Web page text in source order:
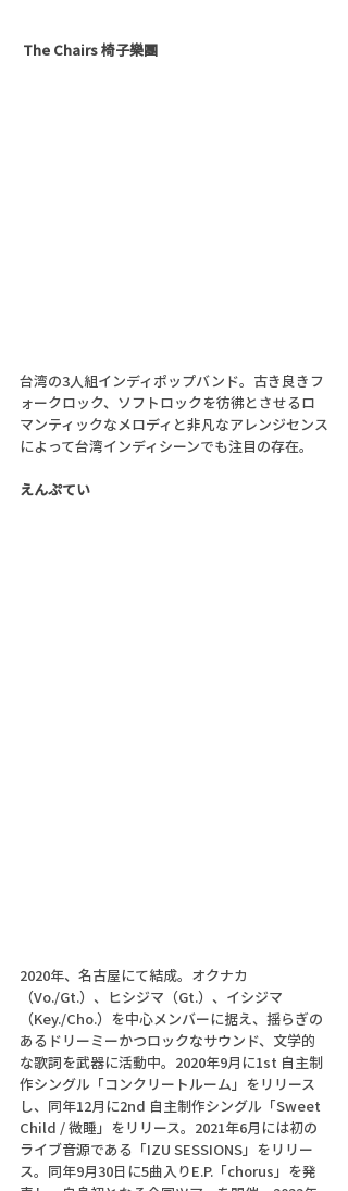
The Chairs 椅子樂團
台湾の3人組インディポップバンド。古き良きフ
ォークロック、ソフトロックを彷彿とさせるロ
マンティックなメロディと非凡なアレンジセンス
によって台湾インディシーンでも注目の存在。
えんぷてい
2020年、名古屋にて結成。オクナカ
（Vo./Gt.）、ヒシジマ（Gt.）、イシジマ
（Key./Cho.）を中心メンバーに据え、揺らぎの
あるドリーミーかつロックなサウンド、文学的
な歌詞を武器に活動中。2020年9月に1st 自主制
作シングル「コンクリートルーム」をリリース
し、同年12月に2nd 自主制作シングル「Sweet
Child / 微睡」をリリース。2021年6月には初の
ライブ音源である「IZU SESSIONS」をリリー
ス。同年9月30日に5曲入りE.P.「chorus」を発